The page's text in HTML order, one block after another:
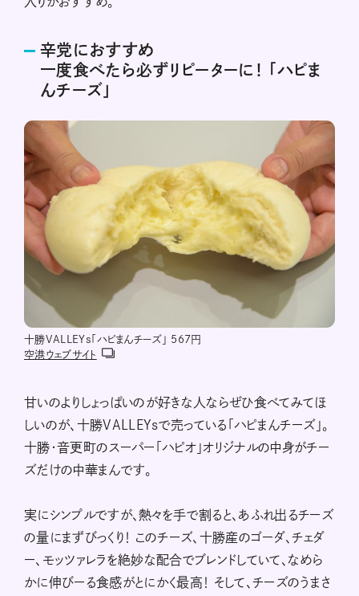
辛党におすすめ
一度食べたら必ずリピーターに！ 「ハピま
んチーズ」
十勝VALLEYs「ハピまんチーズ」 567円
空港ウェブサイト
甘いのよりしょっぱいのが好きな人ならぜひ食べてみてほ
しいのが、十勝VALLEYsで売っている「ハピまんチーズ」。
十勝・音更町のスーパー「ハピオ」オリジナルの中身がチー
ズだけの中華まんです。
実にシンプルですが、熱々を手で割ると、あふれ出るチーズ
の量にまずびっくり！ このチーズ、十勝産のゴーダ、チェダ
ー、モッツァレラを絶妙な配合でブレンドしていて、なめら
かに伸びーる食感がとにかく最高！ そして、チーズのうまさ